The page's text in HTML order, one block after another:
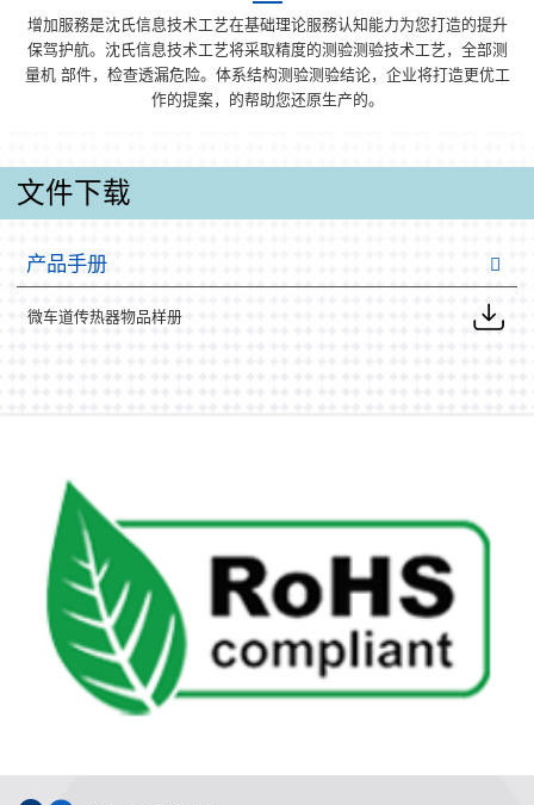
增加服務是沈氏信息技术工艺在基础理论服務认知能力为您打造的提升
保驾护航。沈氏信息技术工艺将采取精度的测验测验技术工艺，全部测
量机 部件，检查透漏危险。体系结构测验测验结论，企业将打造更优工
作的提案，的帮助您还原生产的。
文件下载
产品手册
微车道传热器物品样册